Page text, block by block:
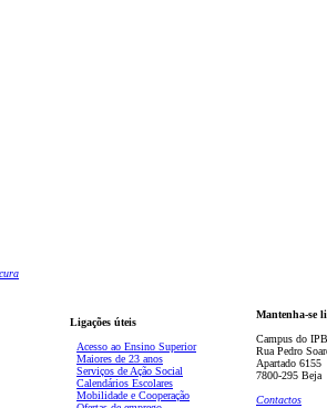
Ligações úteis
Acesso ao Ensino Superior
Maiores de 23 anos
Serviços de Ação Social
Calendários Escolares
Mobilidade e Cooperação
Mantenha-se
Campus do
Rua Pedro
Apartado 6155
7800-295 Beja
Contactos